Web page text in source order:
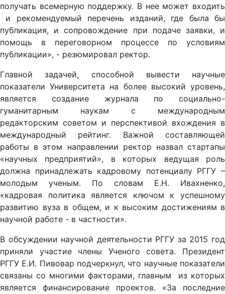
получать всемерную поддержку. В нее может входить
и рекомендуемый перечень изданий, где была бы
публикация, и сопровождение при подаче заявки, и
помощь в переговорном процессе по условиям
публикации», - резюмировал ректор.
Главной задачей, способной вывести научные
показатели Университета на более высокий уровень,
является создание журнала по социально-
гуманитарным наукам с международным
редакторским советом и перспективой вхождения в
международный рейтинг. Важной составляющей
работы в этом направлении ректор назвал стартапы
«научных предприятий», в которых ведущая роль
должна принадлежать кадровому потенциалу РГГУ –
молодым ученым. По словам Е.Н. Ивахненко,
«кадровая политика является ключом к успешному
развитию вуза в общем, и к высоким достижениям в
научной работе - в частности».
В обсуждении научной деятельности РГГУ за 2015 год
приняли участие члены Ученого совета. Президент
РГГУ Е.И. Пивовар подчеркнул, что научные показатели
связаны со многими факторами, главным из которых
является финансирование проектов. «За последние